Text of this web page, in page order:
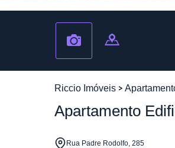
Riccio Imóveis
Apartamento
Rua Padre Rodolfo, 285